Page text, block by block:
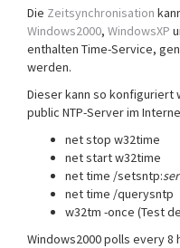
Die Zeitsynchronisation
Windows2000, WindowsXP
enthalten Time-Service,
werden.
Dieser kann so konfiguriert
public NTP-Server im
net stop w32time
net start w32time
net time /setsntp:
net time /querysntp
w32tm -once (Test
Windows2000 polls every 8